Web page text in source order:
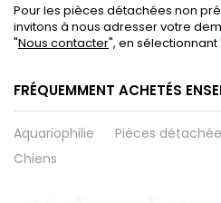
Pour les pièces détachées non
invitons à nous adresser votre
"Nous contacter", en
FRÉQUEMMENT ACHETÉS
Aquariophilie Pièces
Chiens